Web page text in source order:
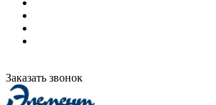
Заказать звонок